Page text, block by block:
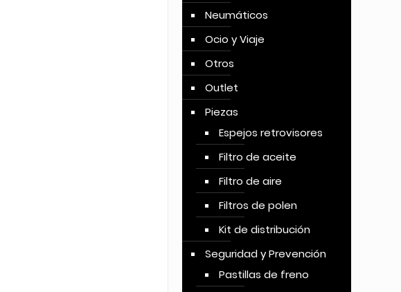
Neumáticos
Ocio y Viaje
Otros
Outlet
Piezas
Espejos retrovisores
Filtro de aceite
Filtro de aire
Filtros de polen
Kit de distribución
Seguridad y Prevención
Pastillas de freno